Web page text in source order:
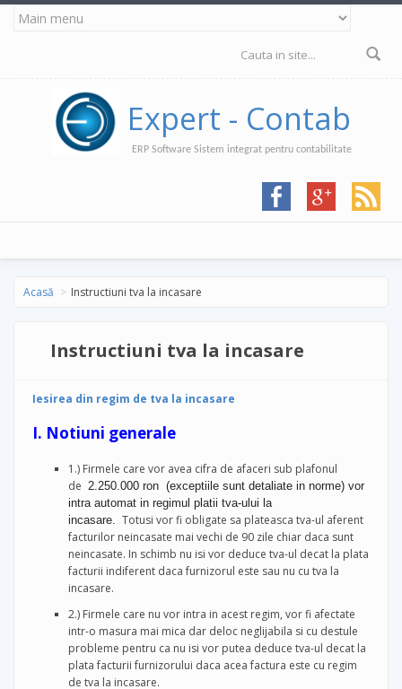
Mergi la conţinutul principal
Formular de
Expert - Contab
ERP Software Sistem integrat pentru contabilitate
Acasă Instructiuni tva la incasare
Instructiuni tva la incasare
Iesirea din regim de tva la incasare
I. Notiuni generale
1.) Firmele care vor avea cifra de afaceri sub plafonul
de 2.250.000 ron (exceptiile sunt detaliate in norme) vor
intra automat in regimul platii tva-ului la
incasare. Totusi vor fi obligate sa plateasca tva-ul aferent
facturilor neincasate mai vechi de 90 zile chiar daca sunt
neincasate. In schimb nu isi vor deduce tva-ul decat la plata
facturii indiferent daca furnizorul este sau nu cu tva la
incasare.
2.) Firmele care nu vor intra in acest regim, vor fi afectate
intr-o masura mai mica dar deloc neglijabila si cu destule
probleme pentru ca nu isi vor putea deduce tva-ul decat la
plata facturii furnizorului daca acea factura este cu regim
de tva la incasare.